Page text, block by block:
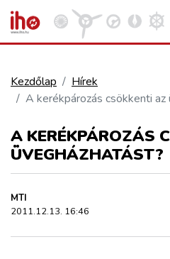
VASÚT
KÖZÚT
REPÜLÉS
KÖZLEKEDÉSFEJLESZTÉS
Kezdőlap
Hírek
A kerékpározás csökkenti az
A KERÉKPÁROZÁS
ÜVEGHÁZHATÁST?
MTI
2011.12.13. 16:46